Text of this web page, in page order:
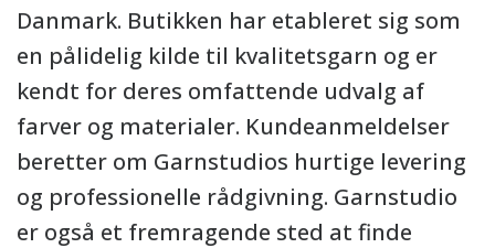
Danmark. Butikken har etableret sig som
en pålidelig kilde til kvalitetsgarn og er
kendt for deres omfattende udvalg af
farver og materialer. Kundeanmeldelser
beretter om Garnstudios hurtige levering
og professionelle rådgivning. Garnstudio
er også et fremragende sted at finde